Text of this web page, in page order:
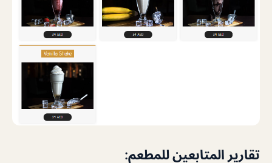
تقارير المتابعين للمطعم: